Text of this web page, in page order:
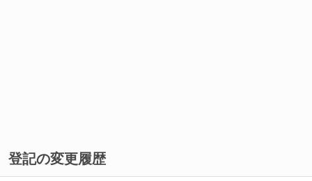
登記の変更履歴